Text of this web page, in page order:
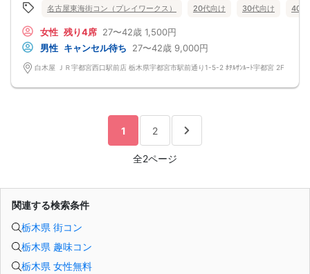
名古屋東海街コン（プレイワークス） 20代向け 30代向け 40代
女性 残り4席 27〜42歳 1,500円
男性 キャンセル待ち 27〜42歳 9,000円
白木屋 ＪＲ宇都宮西口駅前店 栃木県宇都宮市駅前通り1-5-2 ﾎﾃﾙｻﾝﾙｰﾄ宇都宮 2F
1 2
全2ページ
関連する検索条件
栃木県 街コン
栃木県 趣味コン
栃木県 女性無料